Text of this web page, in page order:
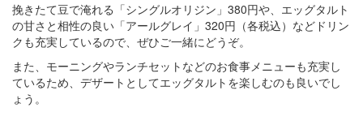
挽きたて豆で淹れる「シングルオリジン」380円や、エッグタルト
の甘さと相性の良い「アールグレイ」320円（各税込）などドリン
クも充実しているので、ぜひご一緒にどうぞ。
また、モーニングやランチセットなどのお食事メニューも充実し
ているため、デザートとしてエッグタルトを楽しむのも良いでし
ょう。